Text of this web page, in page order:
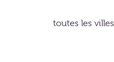
toutes les villes